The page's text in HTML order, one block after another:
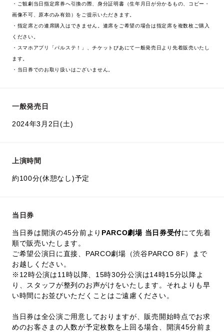
・ご観劇当日指定席券へ引換の際、身分証明書（生年月日が分かるもの、コピー・
画像不可、原本のみ有効）をご提示いただきます。
・指定席との連席購入はできません。連席をご希望の場合は指定席を複数枚ご購入
ください。
・スマホアプリ「パルステ！」、チケットぴあにて一般発売日より先着販売いたし
ます。
・当日券でのお取り扱いはございません。
一般発売日
2024年3月2日(土)
上演時間
約100分(休憩なし)予定
当日券
当日券は開演の45分前より PARCO劇場 当日券受付にて先着
順で販売いたします。
ご希望公演日に直接、PARCO劇場（渋谷PARCO 8F）まで
お越しください。
※12時公演は11時以降、15時30分公演は14時15分以降よ
り、スタッフが整列のお声がけをいたします。それよりも早
い時間にお並びいただくことはご遠慮ください。
当日券は全公演ご用意しておりますが、販売開始時点でお求
めのお客さまの人数が予定枚数を上回る場合、開演45分前ま